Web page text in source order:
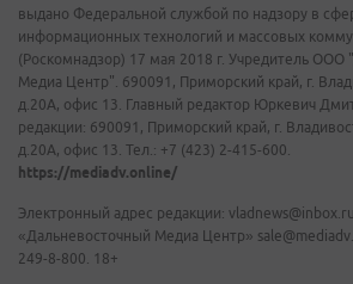
выдано Федеральной службой по надзору в
информационных технологий и массовых
(Роскомнадзор) 17 мая 2018 г. Учредитель ООО
Медиа Центр". 690091, Приморский край, г.
д.20А, офис 13. Главный редактор Юркевич
редакции: 690091, Приморский край, г.
д.20А, офис 13. Тел.: +7 (423) 2-415-600.
https://mediadv.online/
Электронный адрес редакции:
«Дальневосточный Медиа Центр»
249-8-800. 18+